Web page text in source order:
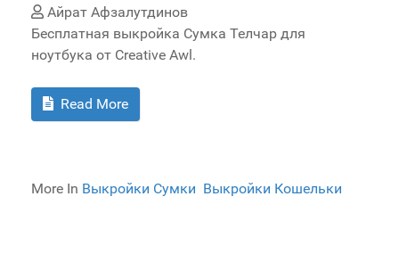
Айрат Афзалутдинов
Бесплатная выкройка Сумка Телчар для
ноутбука от Creative Awl.
Read More
More In Выкройки Сумки Выкройки Кошельки